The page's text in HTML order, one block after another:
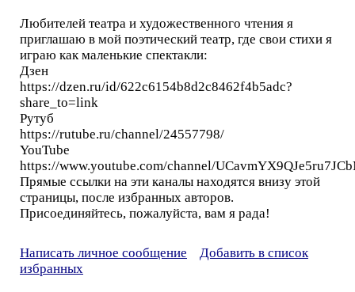
Любителей театра и художественного чтения я
приглашаю в мой поэтический театр, где свои стихи я
играю как маленькие спектакли:
Дзен
https://dzen.ru/id/622c6154b8d2c8462f4b5adc?
share_to=link
Рутуб
https://rutube.ru/channel/24557798/
YouTube
https://www.youtube.com/channel/
Прямые ссылки на эти каналы находятся внизу этой
страницы, после избранных авторов.
Присоединяйтесь, пожалуйста, вам я рада!
Написать личное сообщение
Добавить в список
избранных